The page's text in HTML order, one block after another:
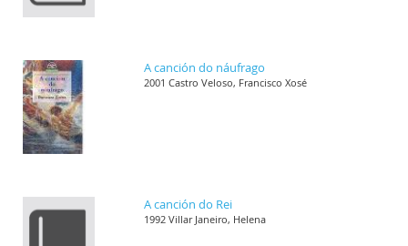
A canción do náufrago
2001 Castro Veloso, Francisco Xosé
A canción do Rei
1992 Villar Janeiro, Helena